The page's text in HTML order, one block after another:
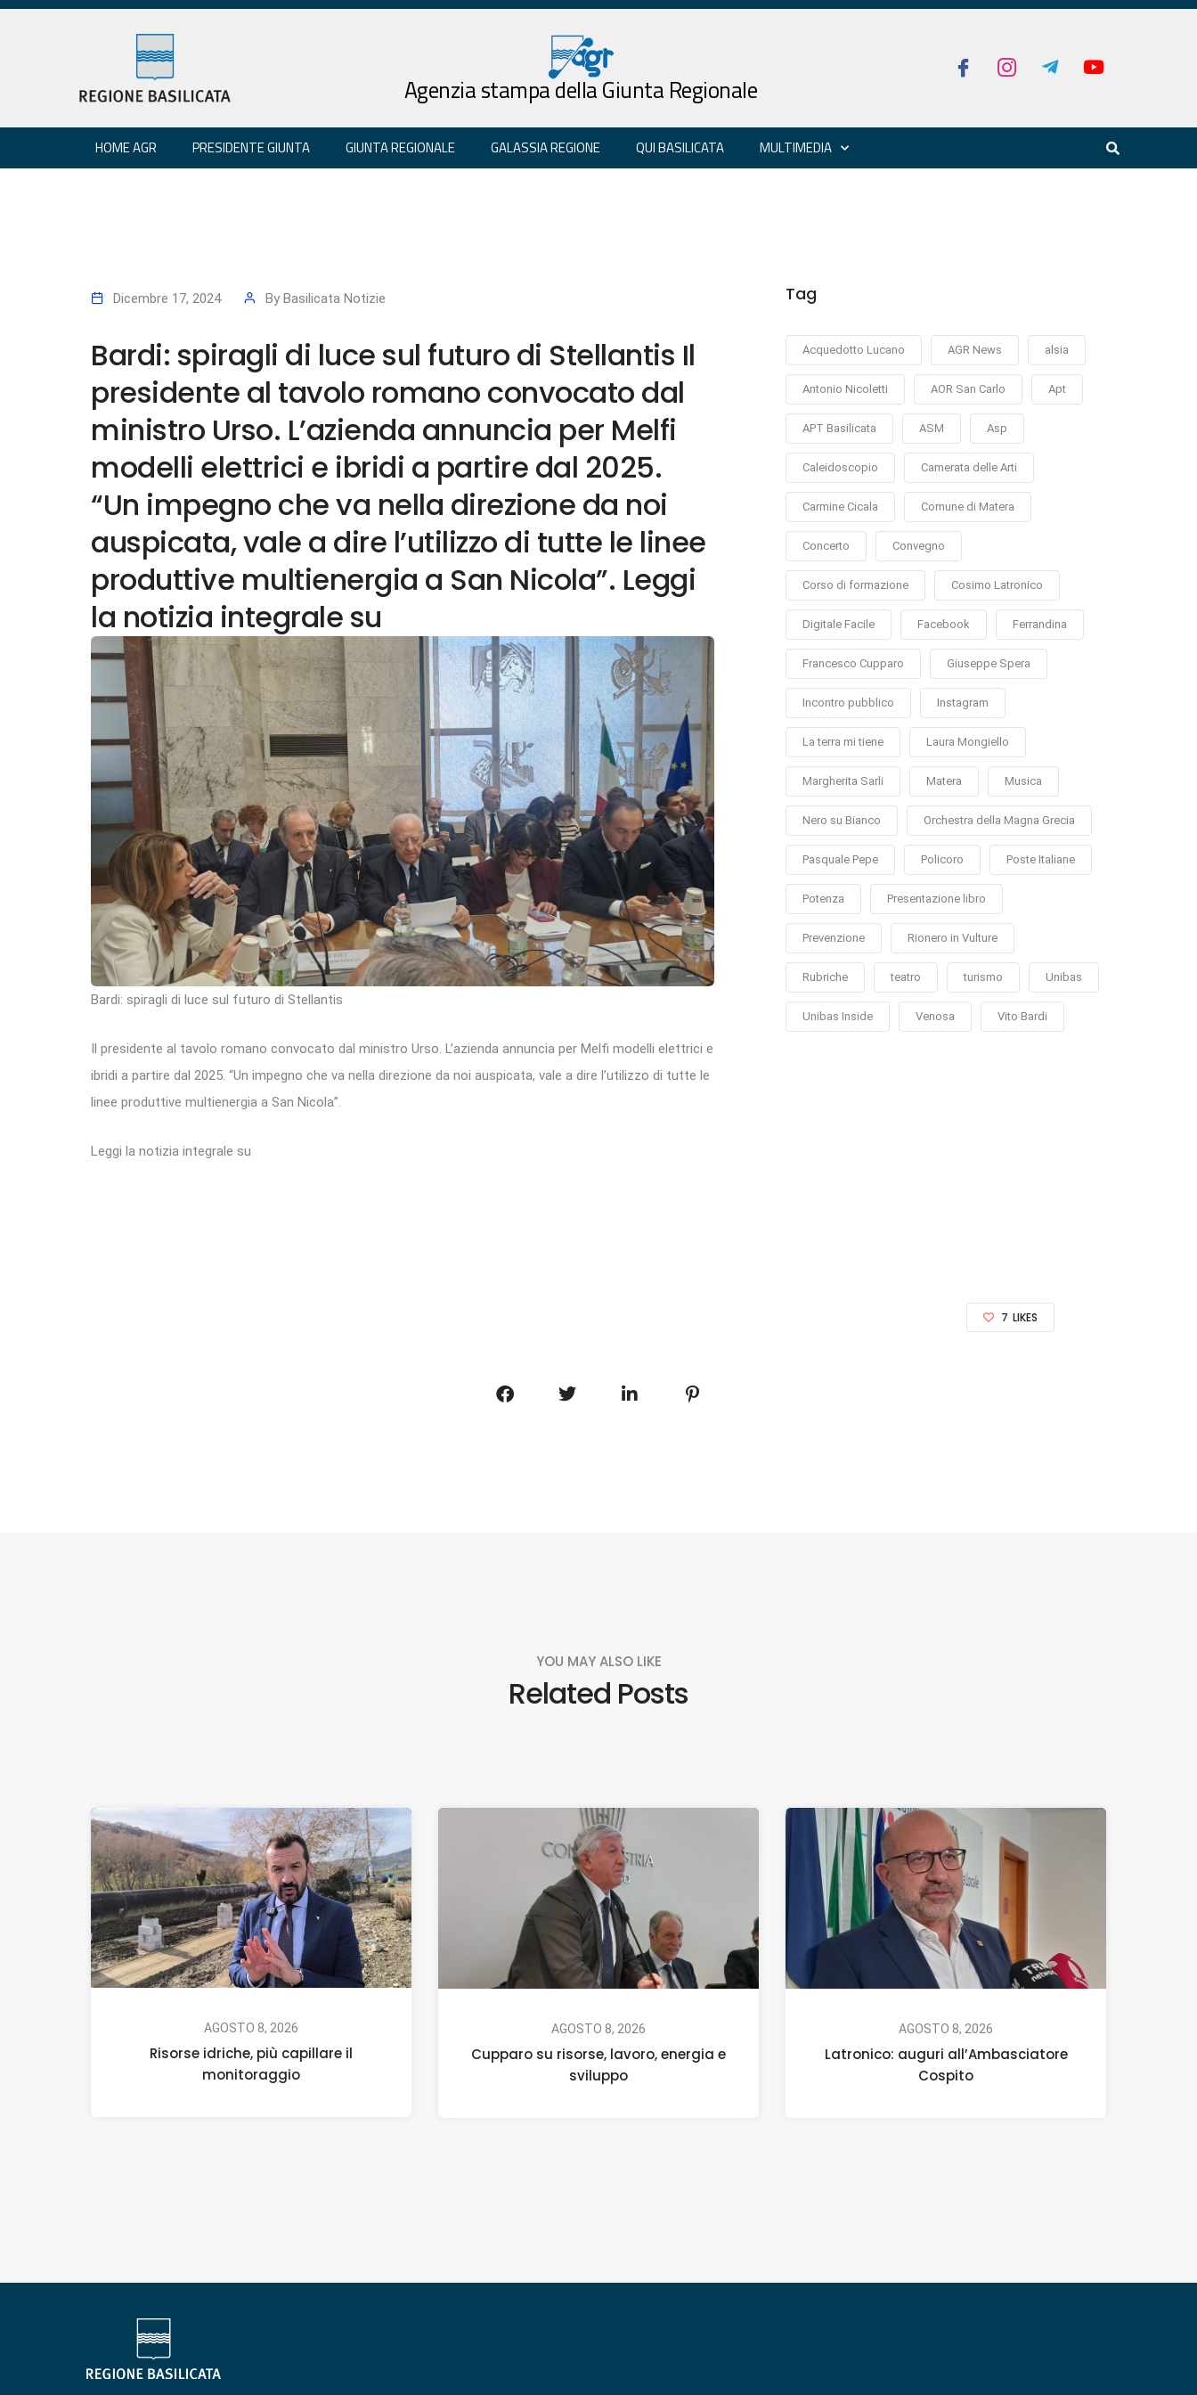
Agenzia stampa della Giunta Regionale
HOME AGR PRESIDENTE GIUNTA GIUNTA REGIONALE GALASSIA REGIONE QUI BASILICATA MULTIMEDIA
Dicembre 17, 2024 By Basilicata Notizie
Bardi: spiragli di luce sul futuro di Stellantis Il
presidente al tavolo romano convocato dal
ministro Urso. L’azienda annuncia per Melfi
modelli elettrici e ibridi a partire dal 2025.
“Un impegno che va nella direzione da noi
auspicata, vale a dire l’utilizzo di tutte le linee
produttive multienergia a San Nicola”. Leggi
la notizia integrale su
Bardi: spiragli di luce sul futuro di Stellantis
Il presidente al tavolo romano convocato dal ministro Urso. L’azienda annuncia per Melfi modelli elettrici e
ibridi a partire dal 2025. “Un impegno che va nella direzione da noi auspicata, vale a dire l’utilizzo di tutte le
linee produttive multienergia a San Nicola”.
Leggi la notizia integrale su
Tag
Acquedotto Lucano AGR News alsia
Antonio Nicoletti AOR San Carlo Apt
APT Basilicata ASM Asp
Caleidoscopio Camerata delle Arti
Carmine Cicala Comune di Matera
Concerto Convegno
Corso di formazione Cosimo Latronico
Digitale Facile Facebook Ferrandina
Francesco Cupparo Giuseppe Spera
Incontro pubblico Instagram
La terra mi tiene Laura Mongiello
Margherita Sarli Matera Musica
Nero su Bianco Orchestra della Magna Grecia
Pasquale Pepe Policoro Poste Italiane
Potenza Presentazione libro
Prevenzione Rionero in Vulture
Rubriche teatro turismo Unibas
Unibas Inside Venosa Vito Bardi
7 LIKES
YOU MAY ALSO LIKE
Related Posts
AGOSTO 8, 2026
Risorse idriche, più capillare il
monitoraggio
AGOSTO 8, 2026
Cupparo su risorse, lavoro, energia e
sviluppo
AGOSTO 8, 2026
Latronico: auguri all’Ambasciatore
Cospito